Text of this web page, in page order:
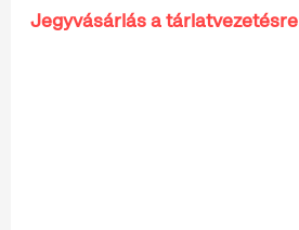
Jegyvásárlás a tárlatvezetésre